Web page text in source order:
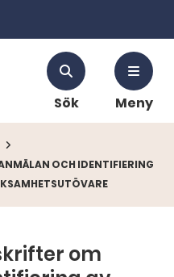
Sök Meny
OCH IDENTIFIERING
om